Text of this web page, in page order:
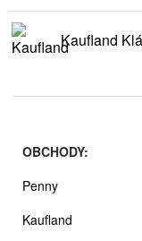
Kaufland
OBCHODY:
Penny
Kaufland